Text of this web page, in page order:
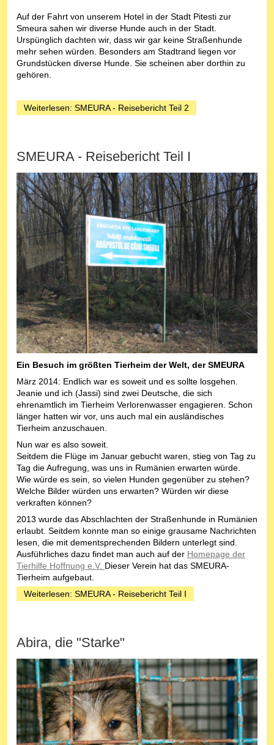
Auf der Fahrt von unserem Hotel in der Stadt Pitesti zur
Smeura sahen wir diverse Hunde auch in der Stadt.
Urspünglich dachten wir, dass wir gar keine Straßenhunde
mehr sehen würden. Besonders am Stadtrand liegen vor
Grundstücken diverse Hunde. Sie scheinen aber dorthin zu
gehören.
Weiterlesen: SMEURA - Reisebericht Teil 2
SMEURA - Reisebericht Teil I
Ein Besuch im größten Tierheim der Welt, der SMEURA
März 2014: Endlich war es soweit und es sollte losgehen.
Jeanie und ich (Jassi) sind zwei Deutsche, die sich
ehrenamtlich im Tierheim Verlorenwasser engagieren. Schon
länger hatten wir vor, uns auch mal ein ausländisches
Tierheim anzuschauen.
Nun war es also soweit.
Seitdem die Flüge im Januar gebucht waren, stieg von Tag zu
Tag die Aufregung, was uns in Rumänien erwarten würde.
Wie würde es sein, so vielen Hunden gegenüber zu stehen?
Welche Bilder würden uns erwarten? Würden wir diese
verkraften können?
2013 wurde das Abschlachten der Straßenhunde in Rumänien
erlaubt. Seitdem konnte man so einige grausame Nachrichten
lesen, die mit dementsprechenden Bildern unterlegt sind.
Ausführliches dazu findet man auch auf der Homepage der
Tierhilfe Hoffnung e.V. Dieser Verein hat das SMEURA-
Tierheim aufgebaut.
Weiterlesen: SMEURA - Reisebericht Teil I
Abira, die "Starke"